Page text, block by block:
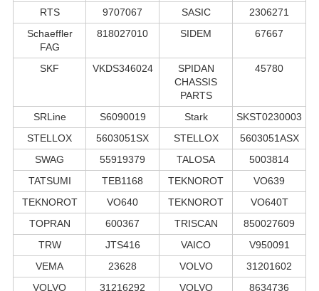
RTS
9707067 SASIC
2306271
Schaeffler
FAG
818027010 SIDEM 67667
SKF VKDS346024
SPIDAN
CHASSIS
PARTS
45780
SRLine S6090019 Stark
SKST0230003
STELLOX
5603051SX STELLOX
5603051ASX
SWAG
55919379 TALOSA
5003814
TATSUMI
TEB1168 TEKNOROT
VO639
TEKNOROT
VO640 TEKNOROT
VO640T
TOPRAN
600367 TRISCAN
850027609
TRW
JTS416 VAICO
V950091
VEMA
23628 VOLVO
31201602
VOLVO
31216292 VOLVO
8634736